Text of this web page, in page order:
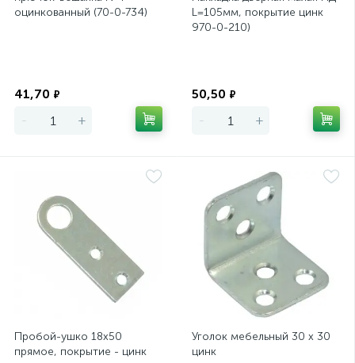
оцинкованный (70-0-734)
41,70 ₽
- +
L=105мм, покрытие цинк
970-0-210)
50,50 ₽
- +
Пробой-ушко 18х50
прямое, покрытие - цинк
Уголок мебельный 30 х 30
цинк